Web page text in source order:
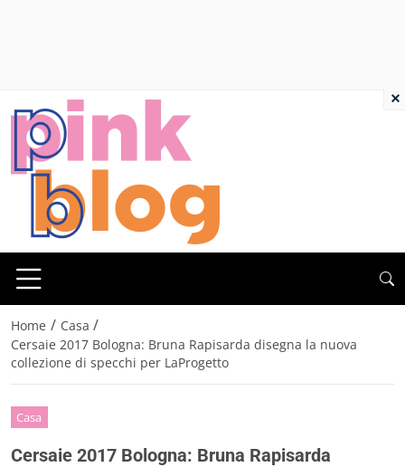
Home / Casa /
Cersaie 2017 Bologna: Bruna Rapisarda disegna la nuova
collezione di specchi per LaProgetto
Casa
Cersaie 2017 Bologna: Bruna Rapisarda
×